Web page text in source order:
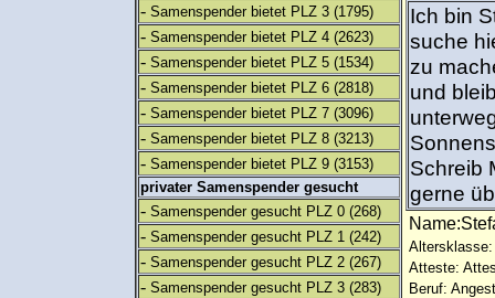
- Samenspender bietet PLZ 3 (1795)
- Samenspender bietet PLZ 4 (2623)
- Samenspender bietet PLZ 5 (1534)
- Samenspender bietet PLZ 6 (2818)
- Samenspender bietet PLZ 7 (3096)
- Samenspender bietet PLZ 8 (3213)
- Samenspender bietet PLZ 9 (3153)
privater Samenspender gesucht
- Samenspender gesucht PLZ 0 (268)
- Samenspender gesucht PLZ 1 (242)
- Samenspender gesucht PLZ 2 (267)
- Samenspender gesucht PLZ 3 (283)
Ich bin
suche
zu
und
Schreib
gerne
Altersklasse:
Atteste:
Beruf: